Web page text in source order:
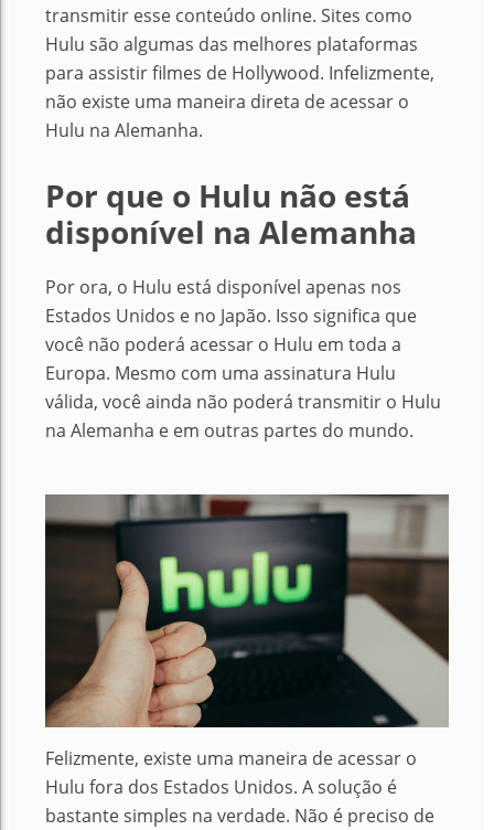
transmitir esse conteúdo online. Sites como
Hulu são algumas das melhores plataformas
para assistir filmes de Hollywood. Infelizmente,
não existe uma maneira direta de acessar o
Hulu na Alemanha.
Por que o Hulu não está
disponível na Alemanha
Por ora, o Hulu está disponível apenas nos
Estados Unidos e no Japão. Isso significa que
você não poderá acessar o Hulu em toda a
Europa. Mesmo com uma assinatura Hulu
válida, você ainda não poderá transmitir o Hulu
na Alemanha e em outras partes do mundo.
Felizmente, existe uma maneira de acessar o
Hulu fora dos Estados Unidos. A solução é
bastante simples na verdade. Não é preciso de